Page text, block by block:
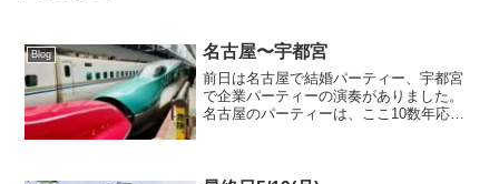
Blog 名古屋〜宇都宮
前日は名古屋で結婚パーティー、宇都宮
で企業パーティーの演奏がありました。
名古屋のパーティーは、ここ10数年応援